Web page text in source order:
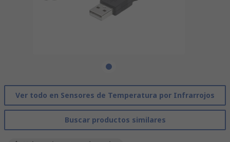
Ver todo en Sensores de Temperatura por Infrarrojos
Buscar productos similares